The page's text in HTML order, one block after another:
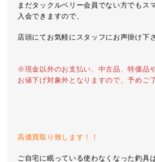
まだタックルベリー会員でない方でもス
入会できますので、
店頭にてお気軽にスタッフにお声掛け下
※現金以外のお支払い、中古品、特価品
お値下げ対象外となりますので、予めご
高価買取り致します！！
ご自宅に眠っている使わなくなった釣具